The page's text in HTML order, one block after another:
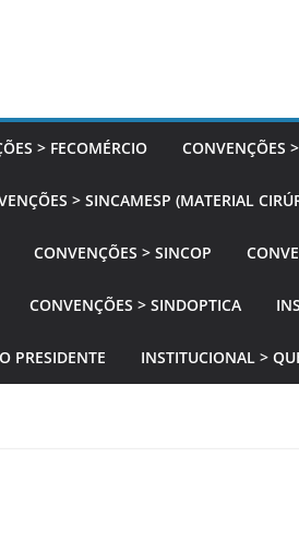
> FECOMÉRCIO CONVENÇÕES
> SINCAMESP (MATERIAL
CONVENÇÕES > SINCOP
CONVENÇÕES > SINDOPTICA
PRESIDENTE INSTITUCIONAL >